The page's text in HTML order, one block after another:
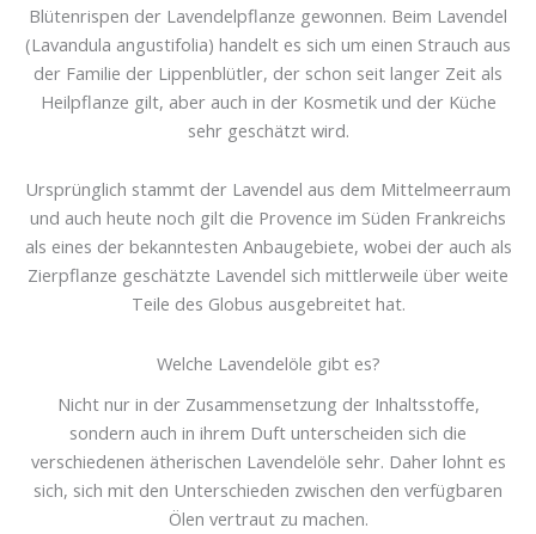
Blütenrispen der Lavendelpflanze gewonnen. Beim Lavendel
(Lavandula angustifolia) handelt es sich um einen Strauch aus
der Familie der Lippenblütler, der schon seit langer Zeit als
Heilpflanze gilt, aber auch in der Kosmetik und der Küche
sehr geschätzt wird.
Ursprünglich stammt der Lavendel aus dem Mittelmeerraum
und auch heute noch gilt die Provence im Süden Frankreichs
als eines der bekanntesten Anbaugebiete, wobei der auch als
Zierpflanze geschätzte Lavendel sich mittlerweile über weite
Teile des Globus ausgebreitet hat.
Welche Lavendelöle gibt es?
Nicht nur in der Zusammensetzung der Inhaltsstoffe,
sondern auch in ihrem Duft unterscheiden sich die
verschiedenen ätherischen Lavendelöle sehr. Daher lohnt es
sich, sich mit den Unterschieden zwischen den verfügbaren
Ölen vertraut zu machen.